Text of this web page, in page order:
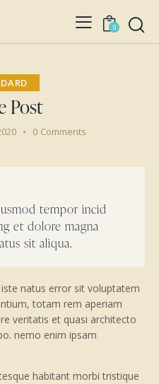
0
Post
0 Comments
tempor incid
et dolore magna
sit aliqua.
natus error sit voluptatem
totam rem aperiam
veritatis et quasi architecto
nemo enim ipsam
habitant morbi tristique